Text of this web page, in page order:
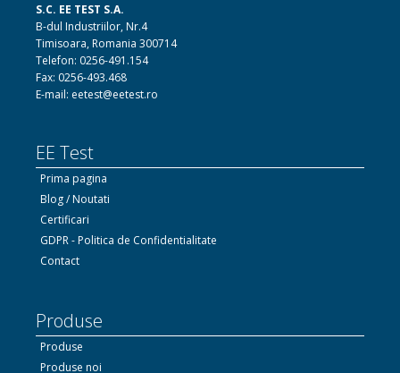
S.C. EE TEST S.A.
B-dul Industriilor, Nr.4
Timisoara, Romania 300714
Telefon: 0256-491.154
Fax: 0256-493.468
E-mail: eetest@eetest.ro
EE Test
Prima pagina
Blog / Noutati
Certificari
GDPR - Politica de Confidentialitate
Contact
Produse
Produse
Produse noi